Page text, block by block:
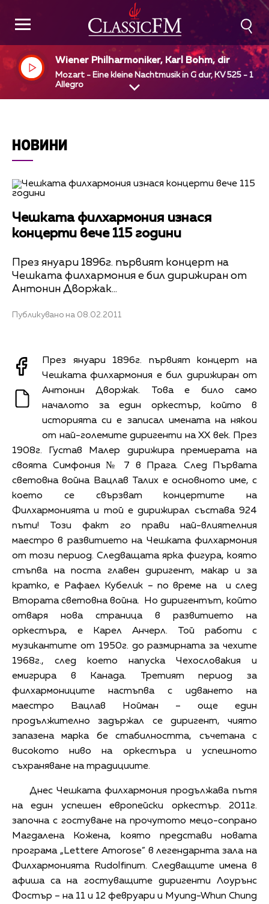
Wiener Philharmoniker, Karl Bohm, dir
Mozart - Eine kleine Nachtmusik in G dur, KV 525 - 1
Allegro
НОВИНИ
Чешката филхармония изнася
концерти вече 115 години
През януари 1896г. първият концерт на
Чешката филхармония е бил дирижиран от
Антонин Дворжак...
Публикувано на 08.02.2011
През януари 1896г. първият концерт на
Чешката филхармония е бил дирижиран от
Антонин Дворжак. Това е било само
началото за един оркестър, който в
историята си е записал имената на някои
от най-големите диригенти на ХХ век. През
1908г. Густав Малер дирижира премиерата на
своята Симфония № 7 в Прага. След Първата
световна война Вацлав Талих е основното име, с
което се свързват концертите на
Филхармонията и той е дирижирал състава 924
пъти! Този факт го прави най-влиятелния
маестро в развитието на Чешката филхармония
от този период. Следващата ярка фигура, която
стъпва на поста главен диригент, макар и за
кратко, е Рафаел Кубелик – по време на и след
Втората световна война. Но диригентът, който
отваря нова страница в развитието на
оркестъра, е Карел Анчерл. Той работи с
музикантите от 1950г. до размирната за чехите
1968г., след което напуска Чехословакия и
емигрира в Канада. Третият период за
филхармониците настъпва с идването на
маестро Вацлав Нойман – още един
продължително задържал се диригент, чиято
запазена марка бе стабилността, съчетана с
високото ниво на оркестъра и успешното
съхраняване на традициите.
Днес Чешката филхармония продължава пътя
на един успешен европейски оркестър. 2011г.
започна с гостуване на прочутото мецо-сопрано
Магдалена Кожена, която представи новата
програма „Lettere Amorose” в легендарнта зала на
Филхармонията Rudolfinum. Следващите имена в
афиша са на гостуващите диригенти Лоурънс
Фостър – на 11 и 12 февруари и Myung-Whun Chung